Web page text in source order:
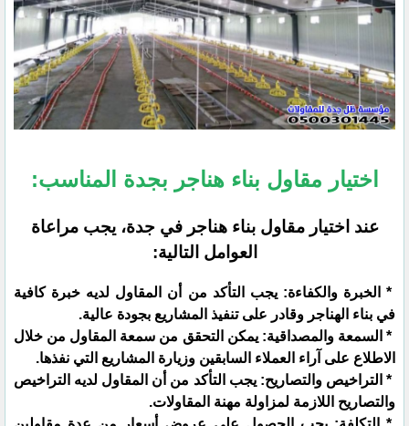
اختيار مقاول بناء هناجر بجدة المناسب:
عند اختيار مقاول بناء هناجر في جدة، يجب مراعاة
العوامل التالية:
* الخبرة والكفاءة: يجب التأكد من أن المقاول لديه خبرة كافية
في بناء الهناجر وقادر على تنفيذ المشاريع بجودة عالية.
* السمعة والمصداقية: يمكن التحقق من سمعة المقاول من خلال
الاطلاع على آراء العملاء السابقين وزيارة المشاريع التي نفذها.
* التراخيص والتصاريح: يجب التأكد من أن المقاول لديه التراخيص
والتصاريح اللازمة لمزاولة مهنة المقاولات.